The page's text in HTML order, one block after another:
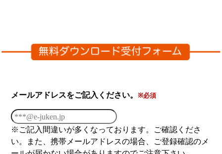
メールアドレスをご記入ください。※必須
※ご記入間違いが多くなっております。ご確認くださ
い。また、携帯メールアドレスの場合、ご登録確認のメ